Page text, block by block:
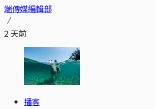
端傳媒編輯部
2 天前
播客